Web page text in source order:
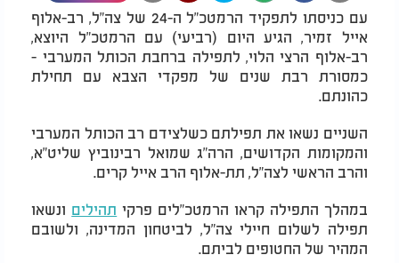
עם כניסתו לתפקיד הרמטכ"ל ה-24 של צה"ל, רב-אלוף
אייל זמיר, הגיע היום (רביעי) עם הרמטכ"ל היוצא,
רב-אלוף הרצי הלוי, לתפילה ברחבת הכותל המערבי -
כמסורת רבת שנים של מפקדי הצבא עם תחילת
כהונתם.
השניים נשאו את תפילתם כשלצידם רב הכותל המערבי
והמקומות הקדושים, הרה"ג שמואל רבינוביץ שליט"א,
והרב הראשי לצה"ל, תת-אלוף הרב אייל קרים.
במהלך התפילה קראו הרמטכ"לים פרקי תהילים ונשאו
תפילה לשלום חיילי צה"ל, לביטחון המדינה, ולשובם
המהיר של החטופים לביתם.